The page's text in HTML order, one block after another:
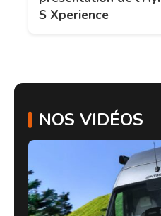
S Xperience
NOS VIDÉOS